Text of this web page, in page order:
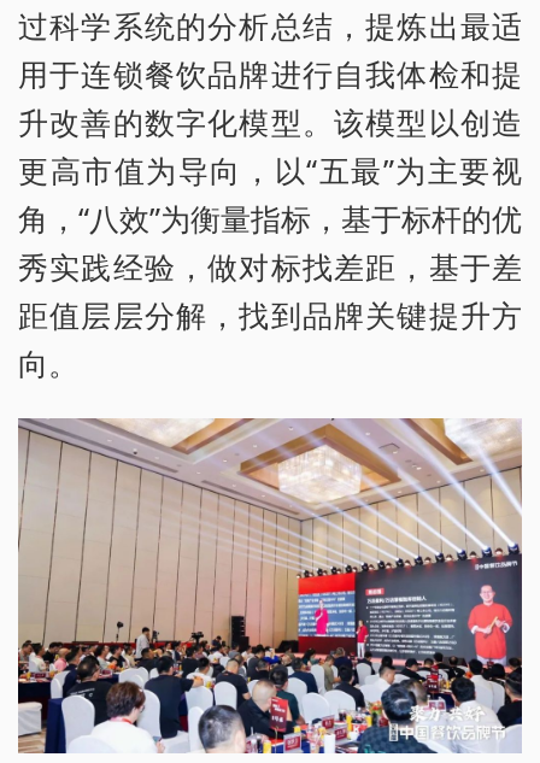
过科学系统的分析总结，提炼出最适
用于连锁餐饮品牌进行自我体检和提
升改善的数字化模型。该模型以创造
更高市值为导向，以“五最”为主要视
角，“八效”为衡量指标，基于标杆的优
秀实践经验，做对标找差距，基于差
距值层层分解，找到品牌关键提升方
向。